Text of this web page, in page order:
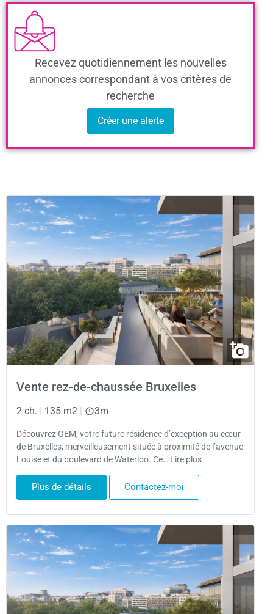
Recevez quotidiennement les nouvelles
annonces correspondant à vos critères de
recherche
Créer une alerte
Vente rez-de-chaussée Bruxelles
2 ch. 135 m2 3m
Découvrez GEM, votre future résidence d’exception au cœur
de Bruxelles, merveilleusement située à proximité de l’avenue
Louise et du boulevard de Waterloo. Ce… Lire plus
Plus de détails Contactez-moi